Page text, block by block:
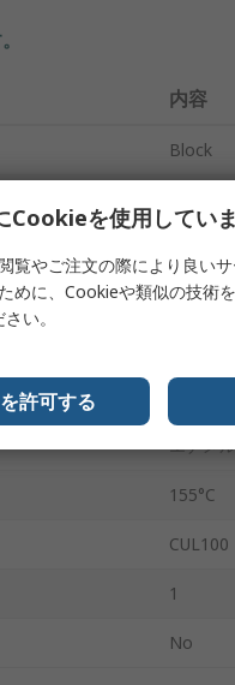
内容
Block
1.12mm
エナメル
155°C
CUL100
1
No
Cookieを使用してい
覧やご注文の際により良い
めに、Cookieや類似の技術
い。
許可する